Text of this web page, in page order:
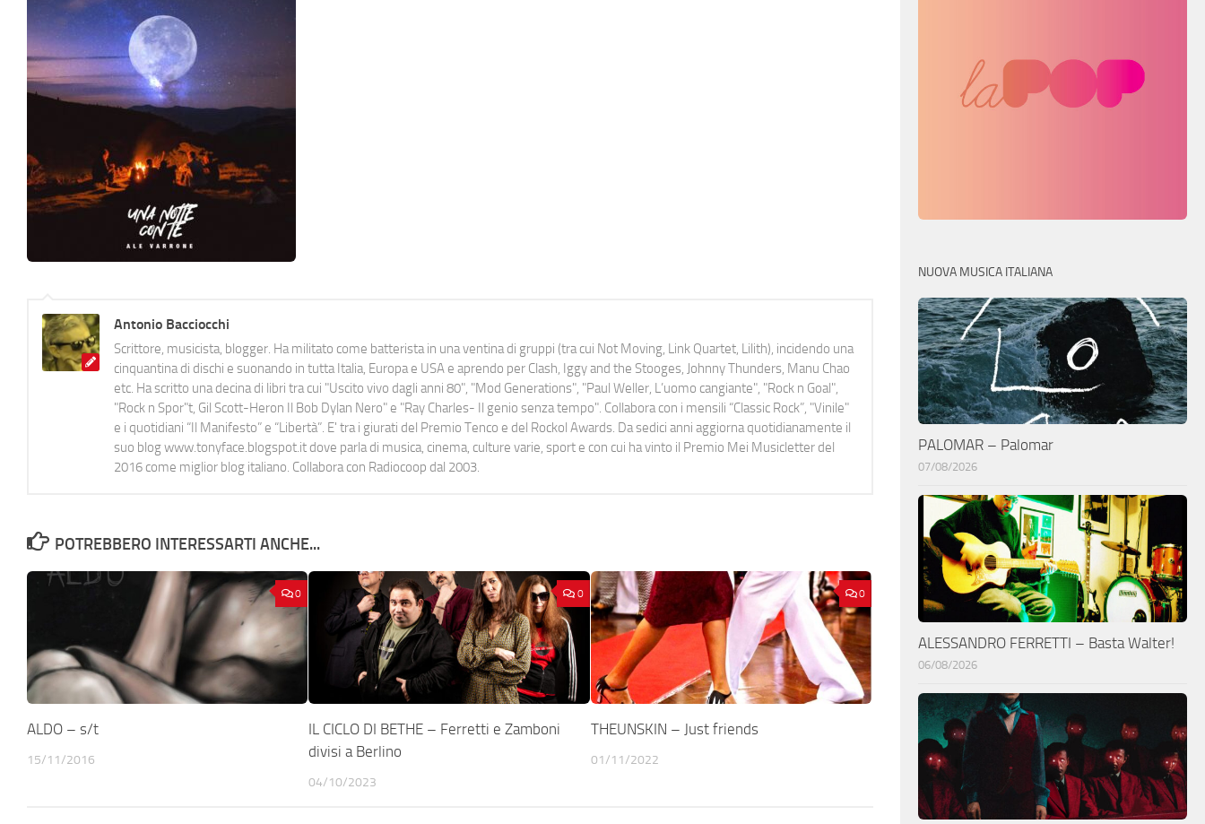
Antonio Bacciocchi
Scrittore, musicista, blogger. Ha militato come batterista in una ventina di gruppi (tra cui Not Moving, Link Quartet, Lilith), incidendo una
cinquantina di dischi e suonando in tutta Italia, Europa e USA e aprendo per Clash, Iggy and the Stooges, Johnny Thunders, Manu Chao
etc. Ha scritto una decina di libri tra cui "Uscito vivo dagli anni 80", "Mod Generations", "Paul Weller, L’uomo cangiante", "Rock n Goal",
"Rock n Spor"t, Gil Scott-Heron Il Bob Dylan Nero" e "Ray Charles- Il genio senza tempo". Collabora con i mensili “Classic Rock”, "Vinile"
e i quotidiani “Il Manifesto” e “Libertà”. E' tra i giurati del Premio Tenco e del Rockol Awards. Da sedici anni aggiorna quotidianamente il
suo blog www.tonyface.blogspot.it dove parla di musica, cinema, culture varie, sport e con cui ha vinto il Premio Mei Musicletter del
2016 come miglior blog italiano. Collabora con Radiocoop dal 2003.
POTREBBERO INTERESSARTI ANCHE...
0
ALDO – s/t
15/11/2016
0
IL CICLO DI BETHE – Ferretti e Zamboni
divisi a Berlino
04/10/2023
0
THEUNSKIN – Just friends
01/11/2022
NUOVA MUSICA ITALIANA
PALOMAR – Palomar
07/08/2026
ALESSANDRO FERRETTI – Basta Walter!
06/08/2026